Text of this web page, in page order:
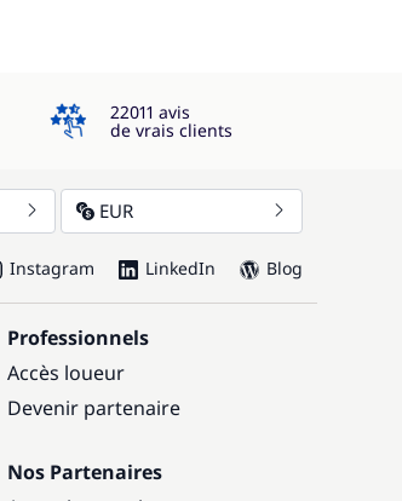
4.3
22011 avis
de vrais clients
EUR
Instagram LinkedIn Blog
Professionnels
Accès loueur
Devenir partenaire
Nos Partenaires